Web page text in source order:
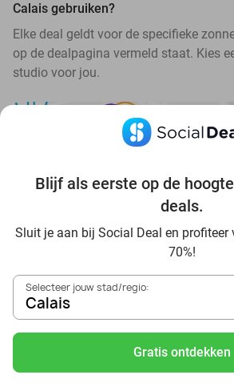
Blijf als eerste op de
deals.
Sluit je aan bij Social Deal en profiteer
70%!
Selecteer jouw stad/regio:
Calais
Gratis ontdekken
Calais gebruiken?
Elke deal geldt voor de specifieke
op de dealpagina vermeld staat. Kies
studio voor jou.
Ontdek alle topdeals in jouw
Voordelig genieten in Calais: haal
Visitez Eauzone SPA à prix réduit à